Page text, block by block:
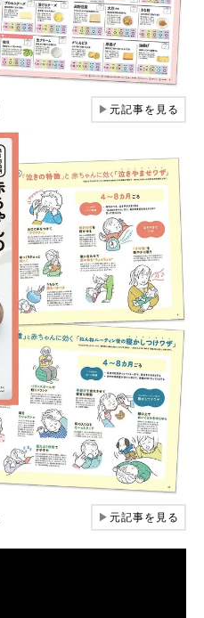
▶元記事を見る
▶元記事を見る